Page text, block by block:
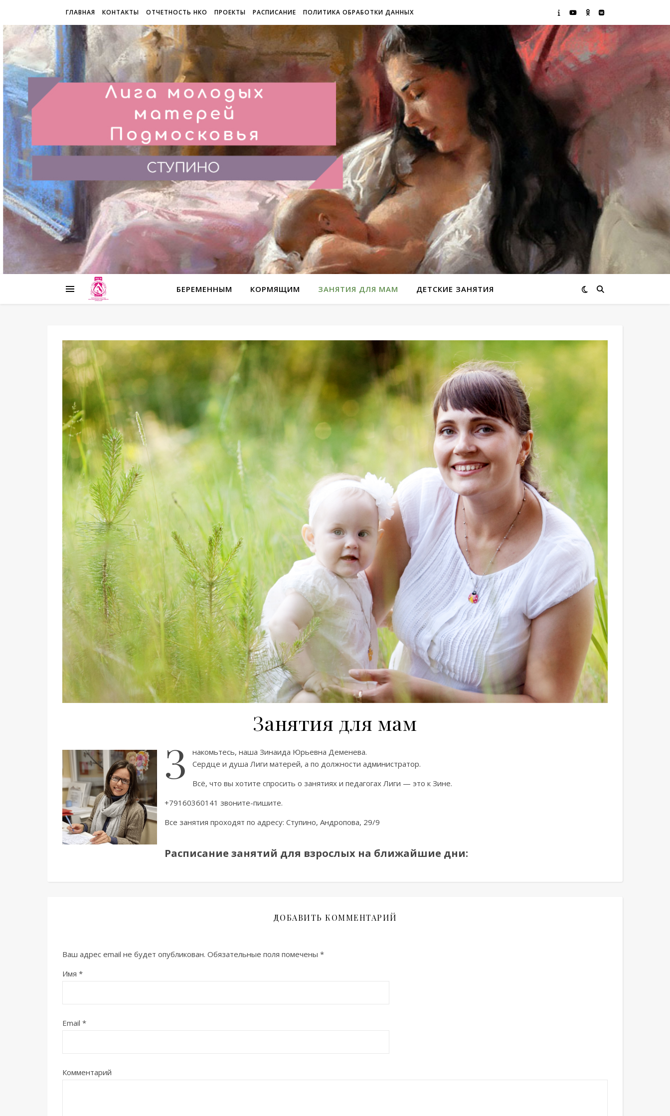
ГЛАВНАЯ КОНТАКТЫ ОТЧЕТНОСТЬ НКО ПРОЕКТЫ РАСПИСАНИЕ ПОЛИТИКА ОБРАБОТКИ ДАННЫХ
БЕРЕМЕННЫМ КОРМЯЩИМ ЗАНЯТИЯ ДЛЯ МАМ ДЕТСКИЕ ЗАНЯТИЯ
Занятия для мам
З
накомьтесь, наша Зинаида Юрьевна Деменева.
Сердце и душа Лиги матерей, а по должности администратор.
Всё, что вы хотите спросить о занятиях и педагогах Лиги — это к Зине.
+79160360141 звоните-пишите.
Все занятия проходят по адресу: Ступино, Андропова, 29/9
Расписание занятий для взрослых на ближайшие дни:
ДОБАВИТЬ КОММЕНТАРИЙ
Ваш адрес email не будет опубликован. Обязательные поля помечены *
Имя *
Email *
Комментарий